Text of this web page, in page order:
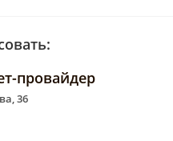
провайдер
36